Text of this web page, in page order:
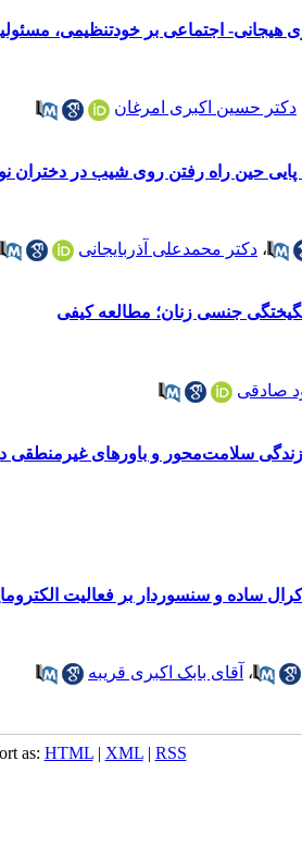
هیجانی- اجتماعی بر خودتنظیمی،
دکتر حسین اکبری امرغان
حین راه رفتن روی شیب در دختران
، دکتر محمدعلی آذربایجانی
جنسی زنان؛ مطالعه کیفی
صادقی
سلامت‌محور و باورهای غیرمنطقی در
ساده و سنسوردار بر فعالیت
، آقای بابک اکبری قریبه
as: HTML| XML| RSS